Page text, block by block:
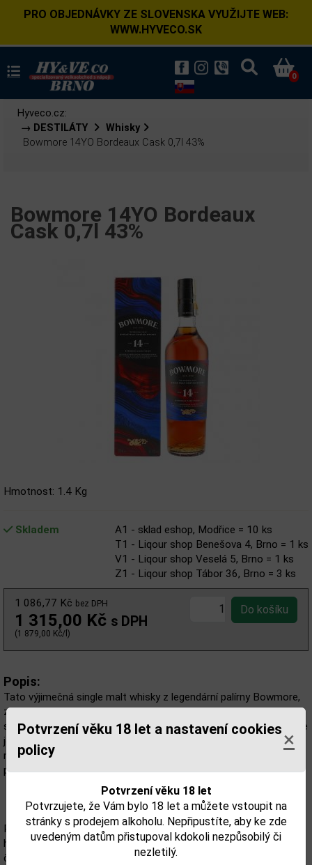
Potvrzení věku 18 let a nastavení cookies
policy
×
Potvrzení věku 18 let
Potvrzujete, že Vám bylo 18 let a můžete vstoupit na
stránky s prodejem alkoholu. Nepřipustíte, aby ke zde
uvedeným datům přistupoval kdokoli nezpůsobilý či
nezletilý.
PRO OBJEDNÁVKY ZE SLOVENSKA VYUŽIJTE WEB:
WWW.HYVECO.SK
0
Hyveco.cz:
→ DESTILÁTY
Whisky
Bowmore 14YO Bordeaux Cask 0,7l 43%
Bowmore 14YO Bordeaux
Cask 0,7l 43%
Hmotnost: 1.4 Kg
Skladem
A1 - sklad eshop, Modřice = 10 ks
T1 - Liqour shop Benešova 4, Brno = 1 ks
V1 - Liqour shop Veselá 5, Brno = 1 ks
Z1 - Liqour shop Tábor 36, Brno = 3 ks
1 086,77 Kč bez DPH
1 315,00 Kč s DPH
(1 879,00 Kč/l)
Popis:
Tato výjimečná single malt whisky z legendární palírny Bowmore,
založené v roce 1779 na ostrově Islay, představuje jedinečné
spojení tradičního řemesla a inovativního zušlechťování. Bowmore
je po celém světě uznáváno pro svůj nezaměnitelný kouřový,
mořský charakter – a právě tato 14letá edice posouvá tento
profil o krok dál.
Po zrání v klasických dubových sudech získává whisky finální
hloubku díky dodatečnému ležení ve vybraných sudech po
červeném víně z Bordeaux. Výsledkem je komplexní a bohatý